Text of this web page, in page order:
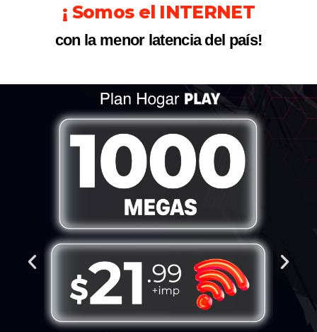
¡ Somos el INTERNET
con la menor latencia del país!